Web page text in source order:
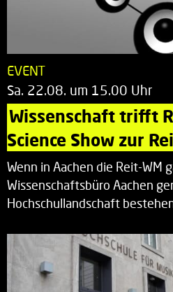
EVENT
Sa. 22.08. um 15.00 Uhr
Wissenschaft trifft
Science Show zur
Wenn in Aachen die Reit-WM
Wissenschaftsbüro Aachen
Hochschullandschaft